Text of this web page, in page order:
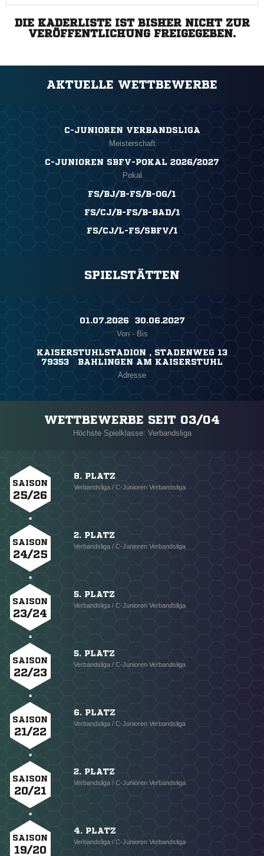
DIE KADERLISTE IST BISHER NICHT ZUR
VERÖFFENTLICHUNG FREIGEGEBEN.
AKTUELLE WETTBEWERBE
C-JUNIOREN VERBANDSLIGA
Meisterschaft
C-JUNIOREN SBFV-POKAL 2026/2027
Pokal
FS/BJ/B-FS/B-OG/1
FS/CJ/B-FS/B-BAD/1
FS/CJ/L-FS/SBFV/1
SPIELSTÄTTEN
01.07.2026 ​ 30.06.2027
Von - Bis
KAISERSTUHLSTADION , STADENWEG 13
79353 BAHLINGEN AM KAISERSTUHL
Adresse
WETTBEWERBE SEIT 03/04
Höchste Spielklasse: Verbandsliga
SAISON
25/26
8. PLATZ
Verbandsliga / C-Junioren Verbandsliga
SAISON
24/25
2. PLATZ
Verbandsliga / C-Junioren Verbandsliga
SAISON
23/24
5. PLATZ
Verbandsliga / C-Junioren Verbandsliga
SAISON
22/23
5. PLATZ
Verbandsliga / C-Junioren Verbandsliga
SAISON
21/22
6. PLATZ
Verbandsliga / C-Junioren Verbandsliga
SAISON
20/21
2. PLATZ
Verbandsliga / C-Junioren Verbandsliga
SAISON
19/20
4. PLATZ
Verbandsliga / C-Junioren Verbandsliga